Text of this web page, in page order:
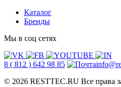
Каталог
Бренды
Мы в соц сетях
8 ( 812 ) 642 98 85
© 2026 RESTTEC.RU Все права